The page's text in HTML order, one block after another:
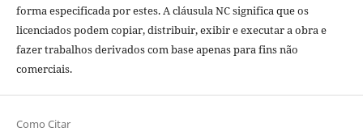
forma especificada por estes. A cláusula NC significa que os
licenciados podem copiar, distribuir, exibir e executar a obra e
fazer trabalhos derivados com base apenas para fins não
comerciais.
Como Citar